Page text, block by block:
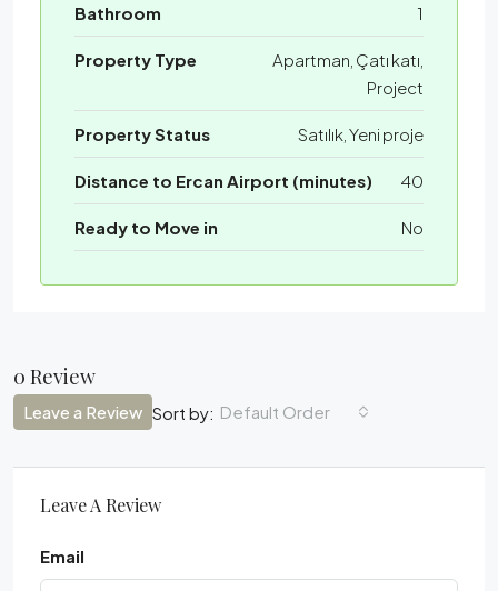
Bathroom 1
Property Type
Apartman, Çatı katı,
Project
Property Status Satılık, Yeni proje
Distance to Ercan Airport (minutes) 40
Ready to Move in No
0 Review
Sort by: Default Order
Leave a Review
Leave A Review
Email